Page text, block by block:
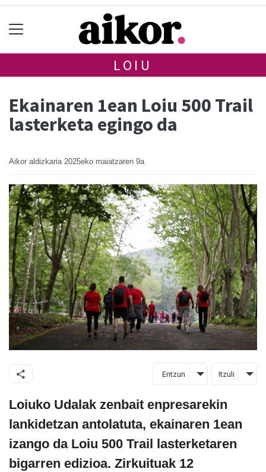
LOIU
Ekainaren 1ean Loiu 500 Trail
lasterketa egingo da
Aikor aldizkaria 2025eko maiatzaren 9a
Entzun Itzuli
Loiuko Udalak zenbait enpresarekin
lankidetzan antolatuta, ekainaren 1ean
izango da Loiu 500 Trail lasterketaren
bigarren edizioa. Zirkuituak 12